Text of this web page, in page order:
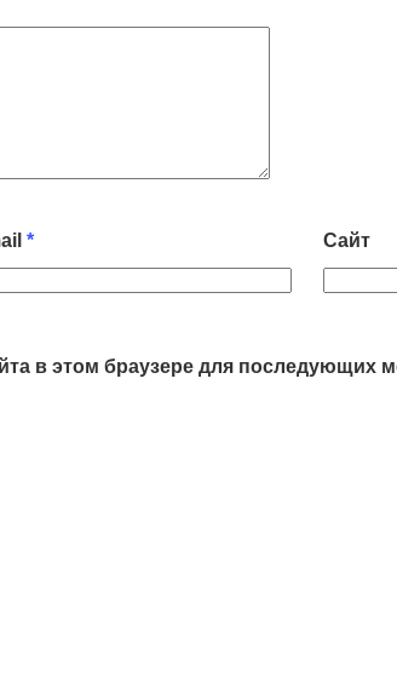
* Сайт
в этом браузере для последующих